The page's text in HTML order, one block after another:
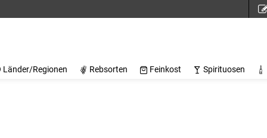
Länder/Regionen Rebsorten Feinkost Spirituosen